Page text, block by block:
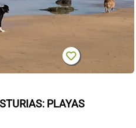
PLAYAS